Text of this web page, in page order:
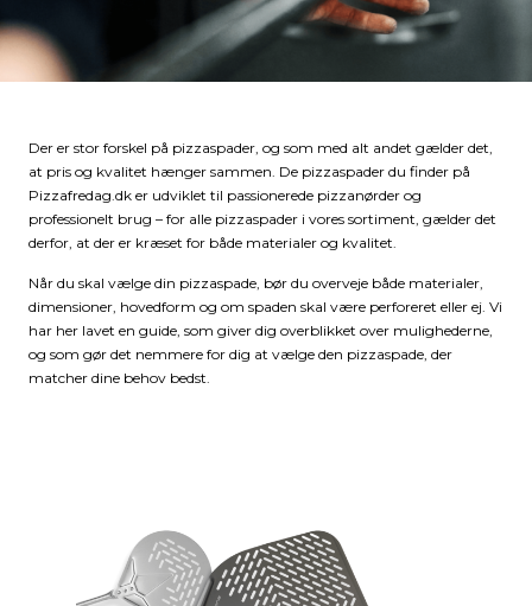
Der er stor forskel på pizzaspader, og som med alt andet gælder det,
at pris og kvalitet hænger sammen. De pizzaspader du finder på
Pizzafredag.dk er udviklet til passionerede pizzanørder og
professionelt brug – for alle pizzaspader i vores sortiment, gælder det
derfor, at der er kræset for både materialer og kvalitet.
Når du skal vælge din pizzaspade, bør du overveje både materialer,
dimensioner, hovedform og om spaden skal være perforeret eller ej. Vi
har her lavet en guide, som giver dig overblikket over mulighederne,
og som gør det nemmere for dig at vælge den pizzaspade, der
matcher dine behov bedst.